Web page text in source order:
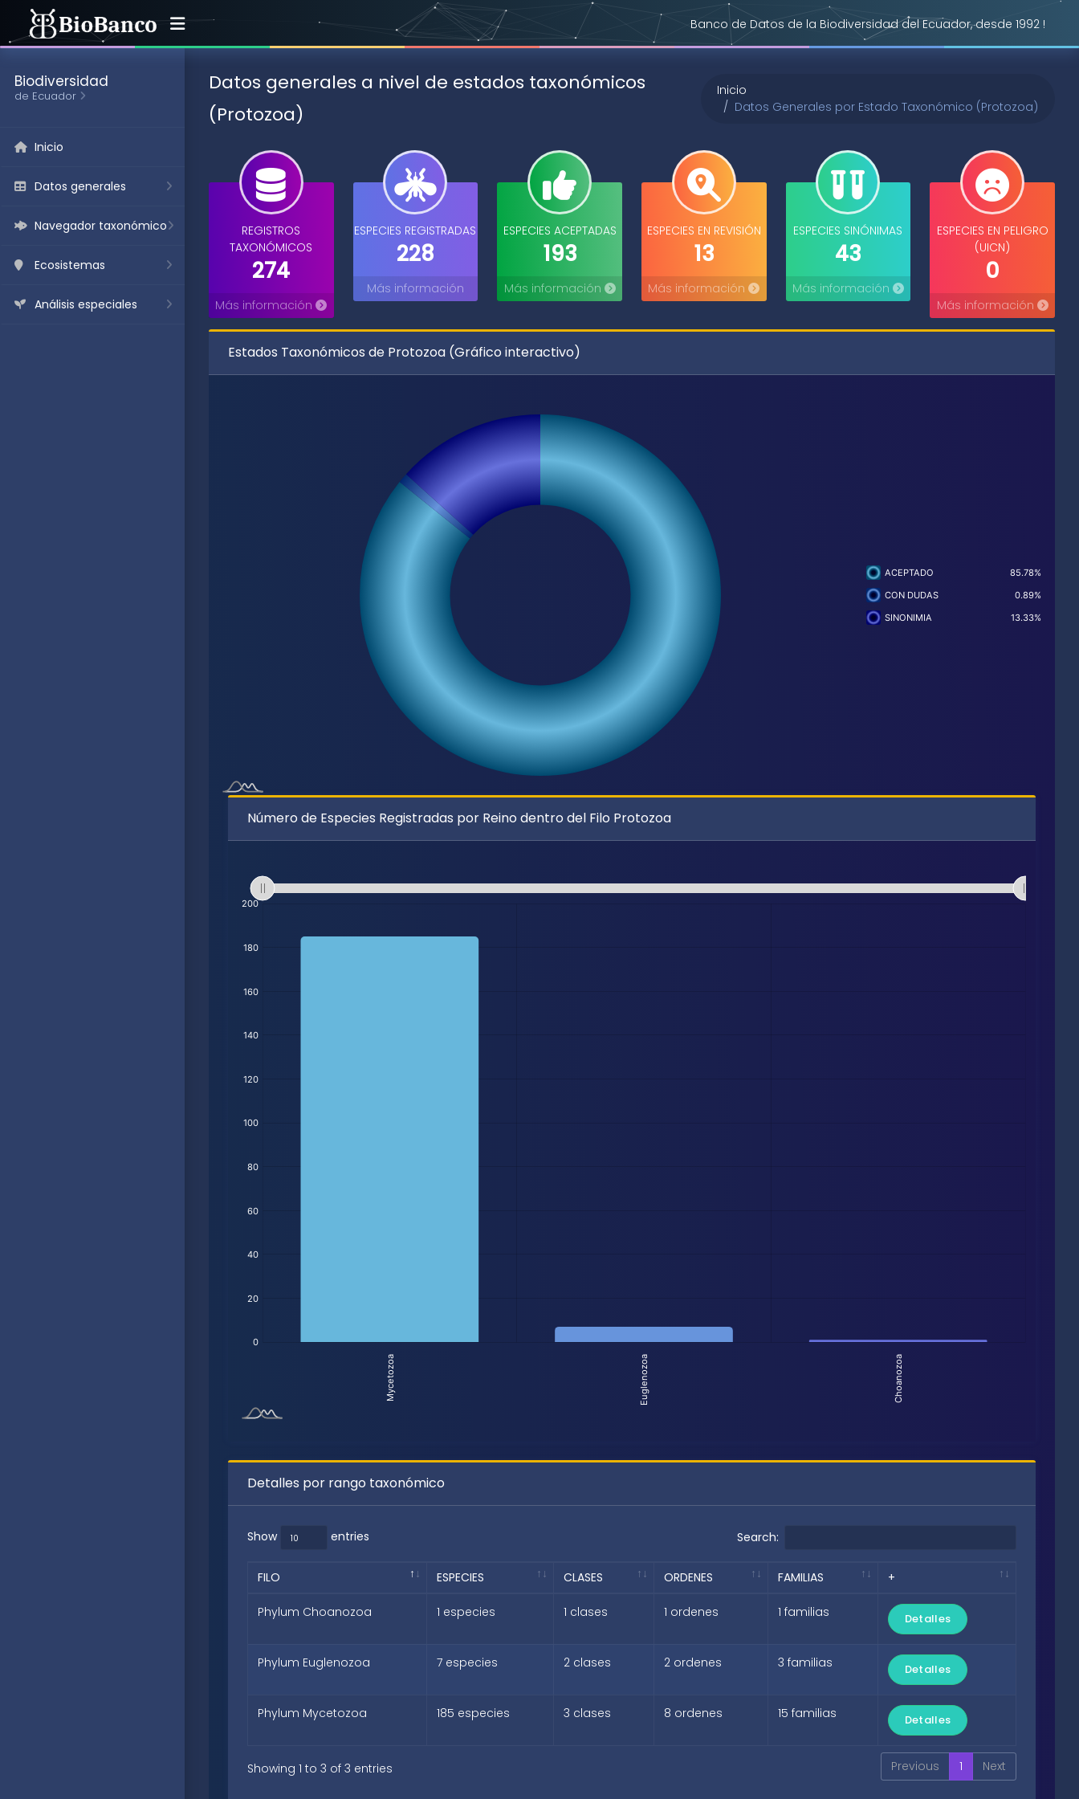
Banco de Datos de la Biodiversidad del Ecuador, desde 1992 !
Biodiversidad
de Ecuador
Inicio
Datos generales
Navegador taxonómico
Ecosistemas
Análisis especiales
Datos generales a nivel de estados taxonómicos
(Protozoa)
Inicio
Datos Generales por Estado Taxonómico (Protozoa)
REGISTROS
TAXONÓMICOS
274
Más información
ESPECIES REGISTRADAS
228
Más información
ESPECIES ACEPTADAS
193
Más información
ESPECIES EN REVISIÓN
13
Más información
ESPECIES SINÓNIMAS
43
Más información
ESPECIES EN PELIGRO
(UICN)
0
Más información
Estados Taxonómicos de Protozoa (Gráfico interactivo)
Número de Especies Registradas por Reino dentro del Filo Protozoa
Detalles por rango taxonómico
Show entries Search:
FILO ESPECIES CLASES ORDENES FAMILIAS +
Phylum Choanozoa 1 especies 1 clases 1 ordenes 1 familias Detalles
Phylum Euglenozoa 7 especies 2 clases 2 ordenes 3 familias Detalles
Phylum Mycetozoa 185 especies 3 clases 8 ordenes 15 familias Detalles
Showing 1 to 3 of 3 entries Previous 1 Next